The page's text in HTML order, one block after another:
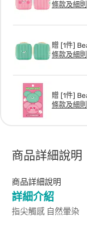
條款及細則
贈 [1件]
條款及細則
贈 [1件]
條款及細則
商品詳細說明
商品詳細說明
詳細介紹
指尖觸感 自然暈染